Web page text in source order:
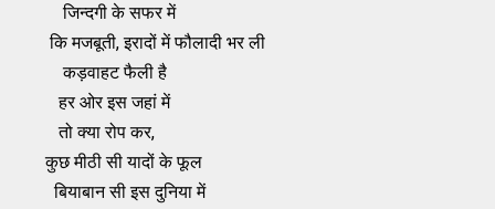
जिन्‍दगी के सफर में
कि मजबूती, इरादों में फौलादी भर ली
कड़वाहट फैली है
हर ओर इस जहां में
तो क्‍या रोप कर,
कुछ मीठी सी यादों के फूल
बियाबान सी इस दुनिया में